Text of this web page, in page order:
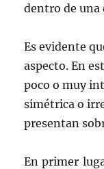
dentro de una
Es evidente
aspecto. En
poco o muy
simétrica o
presentan
En primer